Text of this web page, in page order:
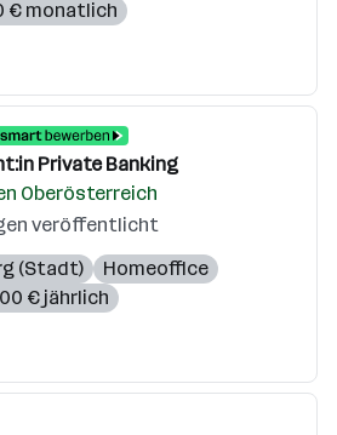
€ monatlich
Private Banking
Oberösterreich
veröffentlicht
(Stadt)
Homeoffice
€ jährlich